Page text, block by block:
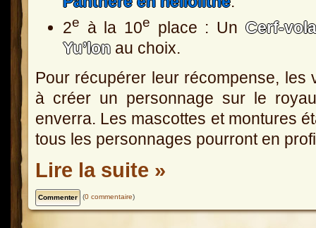
2e à la 10e place : Un Cerf-
Yu’lon au choix.
Pour récupérer leur récompense, les
à créer un personnage sur le
enverra. Les mascottes et montures
tous les personnages pourront en
Lire la suite »
(0 commentaire)